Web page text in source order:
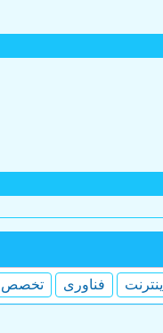
اینترنت فناوری تخصص